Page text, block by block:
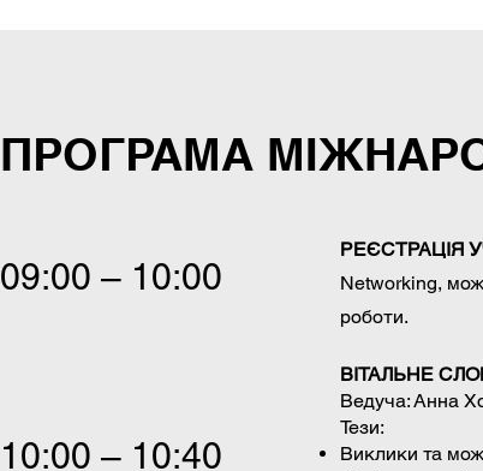
ПРОГРАМА
09:00 – 10:00
РЕЄСТРАЦІЯ
Networking,
роботи.
10:00 – 10:40
ВІТАЛЬНЕ
Ведуча: Анна
Тези:
Виклики та